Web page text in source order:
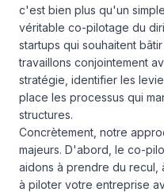
c'est bien plus qu'un
véritable co-pilotage du
startups qui souhaitent
travaillons conjointement
stratégie, identifier les
place les processus qui
structures.
Concrètement, notre
majeurs. D'abord, le co-
aidons à prendre du recul,
à piloter votre entreprise